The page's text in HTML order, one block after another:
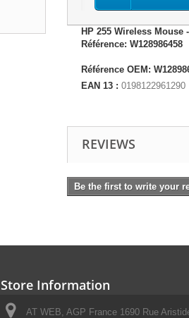
HP 255 Wireless Mouse
Référence: W128986458
Référence OEM:
EAN 13 : 0198122961290
REVIEWS
Be the first to write your
Store Information
AT WEB, AGP France 1690 Rue